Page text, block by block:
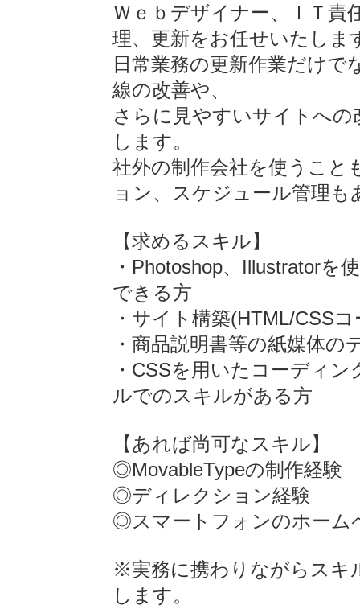
Ｗｅｂデザイナー、ＩＴ責
理、更新をお任せいたしま
日常業務の更新作業だけ
線の改善や、
さらに見やすいサイトへ
します。
社外の制作会社を使うこと
ョン、スケジュール管理も
【求めるスキル】
・Photoshop、Illustratorを
できる方
・サイト構築(HTML/CSS
・商品説明書等の紙媒体の
・CSSを用いたコーディ
ルでのスキルがある方
【あれば尚可なスキル】
◎MovableTypeの制作経験
◎ディレクション経験
◎スマートフォンのホーム
※実務に携わりながらスキ
します。